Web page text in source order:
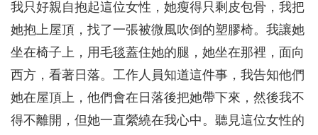
我只好親自抱起這位女性，她瘦得只剩皮包骨，我把
她抱上屋頂，找了一張被微風吹倒的塑膠椅。我讓她
坐在椅子上，用毛毯蓋住她的腿，她坐在那裡，面向
西方，看著日落。工作人員知道這件事，我告知他們
她在屋頂上，他們會在日落後把她帶下來，然後我不
得不離開，但她一直縈繞在我心中。聽見這位女性的